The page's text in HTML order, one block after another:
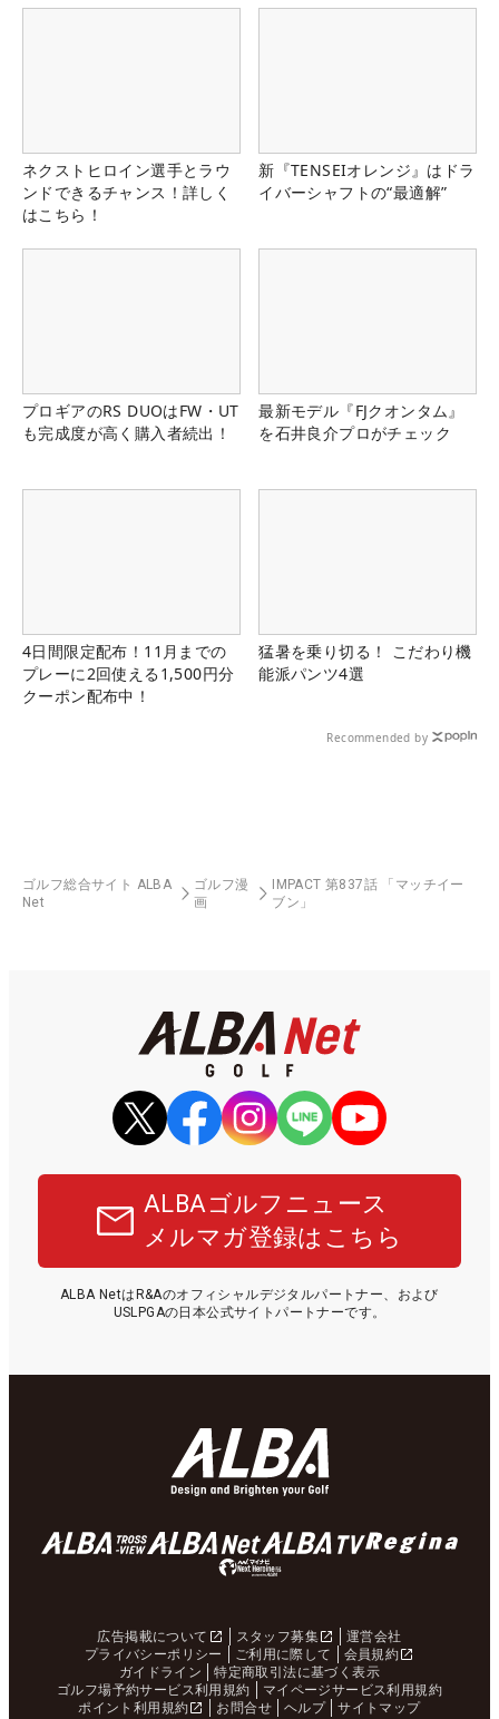
ネクストヒロイン選手とラウ
ンドできるチャンス！詳しく
はこちら！
新『TENSEIオレンジ』はドラ
イバーシャフトの“最適解”
プロギアのRS DUOはFW・UT
も完成度が高く購入者続出！
最新モデル『FJクオンタム』
を石井良介プロがチェック
4日間限定配布！11月までの
プレーに2回使える1,500円分
クーポン配布中！
猛暑を乗り切る！ こだわり機
能派パンツ4選
Recommended by
ゴルフ総合サイト ALBA
Net
ゴルフ漫
画
IMPACT 第837話 「マッチイー
ブン」
ALBAゴルフニュース
メルマガ登録はこちら
ALBA NetはR&Aのオフィシャルデジタルパートナー、および
USLPGAの日本公式サイトパートナーです。
広告掲載について スタッフ募集
運営会社
プライバシーポリシー
ご利用に際して
会員規約
ガイドライン
特定商取引法に基づく表示
ゴルフ場予約サービス利用規約
マイページサービス利用規約
ポイント利用規約
お問合せ ヘルプ サイトマップ